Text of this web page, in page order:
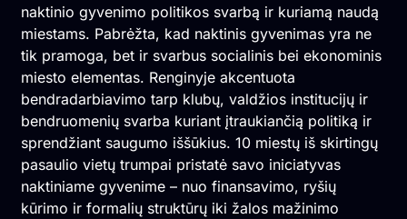
naktinio gyvenimo politikos svarbą ir kuriamą naudą
miestams. Pabrėžta, kad naktinis gyvenimas yra ne
tik pramoga, bet ir svarbus socialinis bei ekonominis
miesto elementas. Renginyje akcentuota
bendradarbiavimo tarp klubų, valdžios institucijų ir
bendruomenių svarba kuriant įtraukiančią politiką ir
sprendžiant saugumo iššūkius. 10 miestų iš skirtingų
pasaulio vietų trumpai pristatė savo iniciatyvas
naktiniame gyvenime – nuo finansavimo, ryšių
kūrimo ir formalių struktūrų iki žalos mažinimo